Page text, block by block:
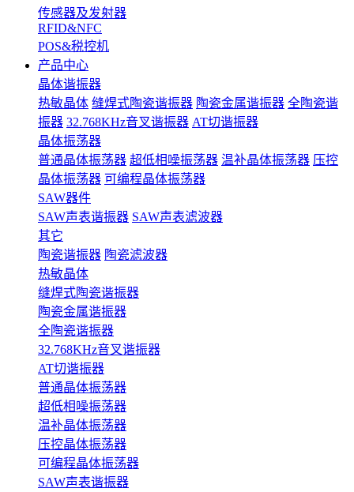
传感器及发射器
RFID&NFC
POS&税控机
产品中心
晶体谐振器
热敏晶体 缝焊式陶瓷谐振器 陶瓷金属谐振器 全陶瓷谐
振器 32.768KHz音叉谐振器 AT切谐振器
晶体振荡器
普通晶体振荡器 超低相噪振荡器 温补晶体振荡器 压控
晶体振荡器 可编程晶体振荡器
SAW器件
SAW声表谐振器 SAW声表滤波器
其它
陶瓷谐振器 陶瓷滤波器
热敏晶体
缝焊式陶瓷谐振器
陶瓷金属谐振器
全陶瓷谐振器
32.768KHz音叉谐振器
AT切谐振器
普通晶体振荡器
超低相噪振荡器
温补晶体振荡器
压控晶体振荡器
可编程晶体振荡器
SAW声表谐振器